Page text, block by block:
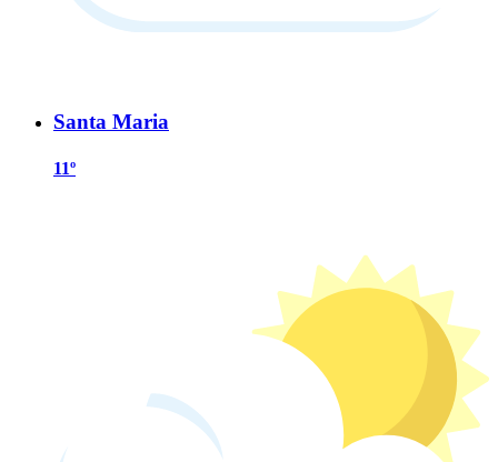
Santa Maria
11º